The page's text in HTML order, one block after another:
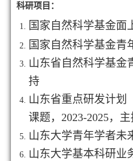
科研项目：
国家自然科学基金面
国家自然科学基金青
山东省自然科学基金
持
山东省重点研发计划
课题，2023-2025，
山东大学青年学者未
山东大学基本科研业